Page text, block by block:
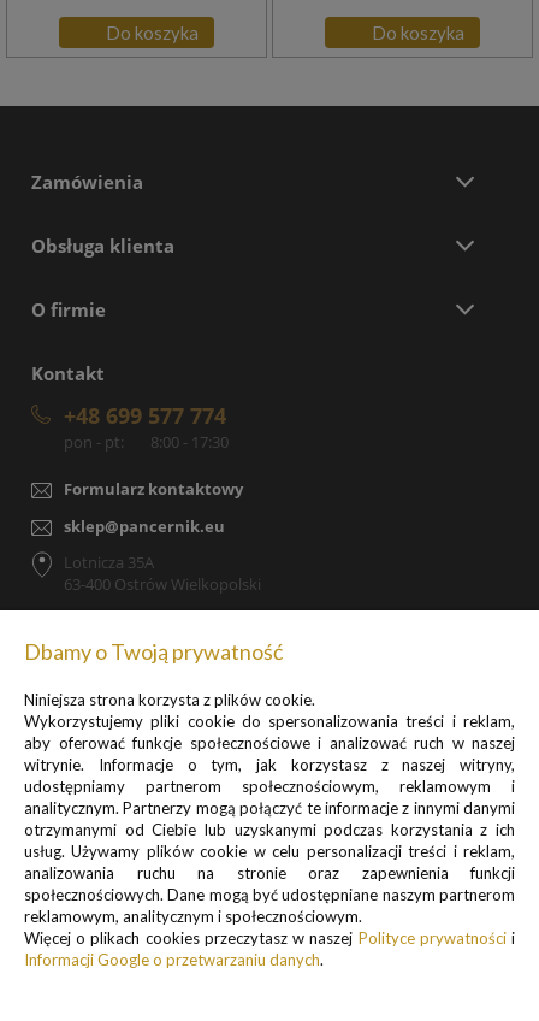
Do koszyka Do koszyka
Zamówienia
Obsługa klienta
O firmie
Kontakt
+48 699 577 774
pon - pt: 8:00 - 17:30
Formularz kontaktowy
sklep@pancernik.eu
Lotnicza 35A
63-400 Ostrów Wielkopolski
Zapisz się do newslettera, by otrzymywać informacje o
promocjach i nowościach
Informacje o przetwarzaniu danych osobowych znajdują się w pkt.
1 i 3
Polityki prywatności
.
Dbamy o Twoją prywatność
Niniejsza strona korzysta z plików cookie.
Wykorzystujemy pliki cookie do spersonalizowania treści i reklam,
aby oferować funkcje społecznościowe i analizować ruch w naszej
witrynie. Informacje o tym, jak korzystasz z naszej witryny,
udostępniamy partnerom społecznościowym, reklamowym i
analitycznym. Partnerzy mogą połączyć te informacje z innymi danymi
otrzymanymi od Ciebie lub uzyskanymi podczas korzystania z ich
usług. Używamy plików cookie w celu personalizacji treści i reklam,
analizowania ruchu na stronie oraz zapewnienia funkcji
społecznościowych. Dane mogą być udostępniane naszym partnerom
reklamowym, analitycznym i społecznościowym.
Więcej o plikach cookies przeczytasz w naszej Polityce prywatnościi
Informacji Google o przetwarzaniu danych.